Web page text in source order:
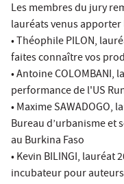
Les membres du jury
lauréats venus
• Théophile PILON,
faites connaître vos
• Antoine COLOMBANI,
performance de l'US
• Maxime
Bureau d’urbanisme
au Burkina Faso
• Kevin BILINGI, lauréat
incubateur pour